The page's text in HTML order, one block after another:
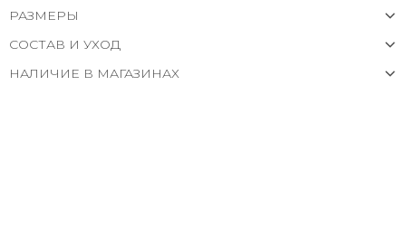
РАЗМЕРЫ
СОСТАВ И УХОД
НАЛИЧИЕ В МАГАЗИНАХ